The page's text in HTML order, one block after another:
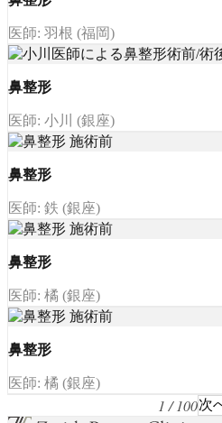
医師: 羽根 (福岡)
鼻整形
医師: 小川 (銀座)
鼻整形
医師: 鉄 (銀座)
鼻整形
医師: 橘 (銀座)
鼻整形
医師: 橘 (銀座)
1 / 100次